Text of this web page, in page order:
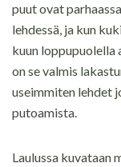
puut ovat parhaassa
lehdessä, ja kun
kuun loppupuolella
on se valmis
useimmiten lehdet
putoamista.
Laulussa kuvataan